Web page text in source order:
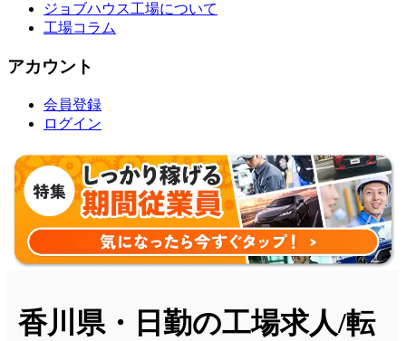
ジョブハウス工場について
工場コラム
アカウント
会員登録
ログイン
香川県・日勤の工場求人/転